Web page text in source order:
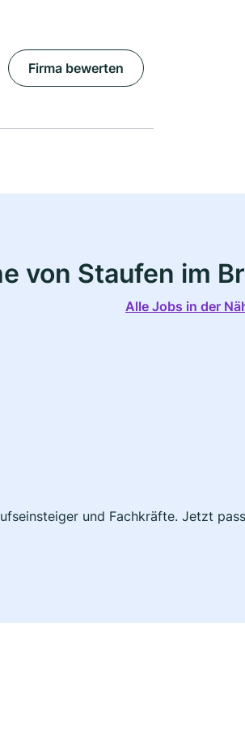
Firma bewerten
von Staufen im
Alle Jobs in der
und Fachkräfte. Jetzt